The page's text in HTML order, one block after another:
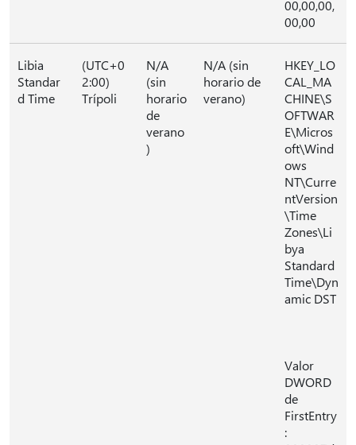
00,00,00,
00,00
Libia
Standar
d Time
(UTC+0
2:00)
Trípoli
N/A
(sin
horario
de
verano
)
N/A (sin
horario de
verano)
HKEY_LO
CAL_MA
CHINE\S
OFTWAR
E\Micros
oft\Wind
ows
NT\Curre
ntVersion
\Time
Zones\Li
bya
Standard
Time\Dyn
amic DST
Valor
DWORD
de
FirstEntry
: